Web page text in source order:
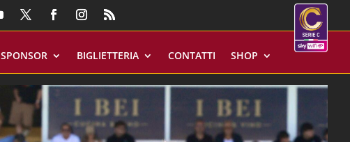
SPONSOR BIGLIETTERIA CONTATTI SHOP